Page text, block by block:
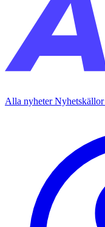
Alla nyheterNyhetskällor